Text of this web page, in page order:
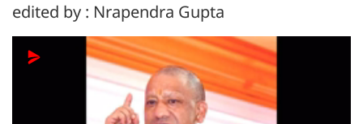
edited by : Nrapendra Gupta